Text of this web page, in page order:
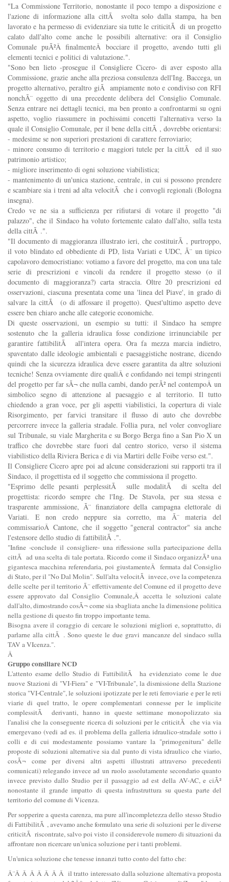
"La Commissione Territorio, nonostante il poco tempo a disposizione e
l'azione di informazione alla cittÃ svolta solo dalla stampa, ha ben
lavorato e ha permesso di evidenziare sia tutte le criticitÃ di un progetto
calato dall'alto come anche le possibili alternative: ora il Consiglio
Comunale puÃ²Â finalmenteÂ bocciare il progetto, avendo tutti gli
elementi tecnici e politici di valutazione.".
"Sono ben lieto -prosegue il Consigliere Cicero- di aver esposto alla
Commissione, grazie anche alla preziosa consulenza dell'Ing. Baccega, un
progetto alternativo, peraltro giÃ ampiamente noto e condiviso con RFI
nonchÃ¨ oggetto di una precedente delibera del Consiglio Comunale.
Senza entrare nei dettagli tecnici, ma ben pronto a confrontarmi su ogni
aspetto, voglio riassumere in pochissimi concetti l'alternativa verso la
quale il Consiglio Comunale, per il bene della cittÃ , dovrebbe orientarsi:
- medesime se non superiori prestazioni di carattere ferroviario;
- minore consumo di territorio e maggiori tutele per la cittÃ ed il suo
patrimonio artistico;
- migliore inserimento di ogni soluzione viabilistica;
- mantenimento di un'unica stazione, centrale, in cui si possono prendere
e scambiare sia i treni ad alta velocitÃ che i convogli regionali (Bologna
insegna).
Credo ve ne sia a sufficienza per rifiutarsi di votare il progetto "di
palazzo", che il Sindaco ha voluto fortemente calato dall'alto, sulla testa
della cittÃ .".
"Il documento di maggioranza illustrato ieri, che costituirÃ , purtroppo,
il voto blindato ed obbediente di PD, lista Variati e UDC, Ã¨ un tipico
capolavoro democristiano: votiamo a favore del progetto, ma con una tale
serie di prescrizioni e vincoli da rendere il progetto stesso (o il
documento di maggioranza?) carta straccia. Oltre 20 prescrizioni ed
osservazioni, ciascuna presentata come una 'linea del Piave', in grado di
salvare la cittÃ (o di affossare il progetto). Quest'ultimo aspetto deve
essere ben chiaro anche alle categorie economiche.
Di queste osservazioni, un esempio su tutti: il Sindaco ha sempre
sostenuto che la galleria idraulica fosse condizione irrinunciabile per
garantire fattibilitÃ all'intera opera. Ora fa mezza marcia indietro,
spaventato dalle ideologie ambientali e paesaggistiche nostrane, dicendo
quindi che la sicurezza idraulica deve essere garantita da altre soluzioni
tecniche! Senza ovviamente dire qualiÂ e confidando nei tempi stringenti
del progetto per far sÃ¬ che nulla cambi, dando perÃ² nel contempoÂ un
simbolico segno di attenzione al paesaggio e al territorio. Il tutto
chiedendo a gran voce, per gli aspetti viabilistici, la copertura di viale
Risorgimento, per farvici transitare il flusso di auto che dovrebbe
percorrere invece la galleria stradale. Follia pura, nel voler convogliare
sul Tribunale, su viale Margherita e su Borgo Berga fino a San Pio X un
traffico che dovrebbe stare fuori dal centro storico, verso il sistema
viabilistico della Riviera Berica e di via Martiri delle Foibe verso est.".
Il Consigliere Cicero apre poi ad alcune considerazioni sui rapporti tra il
Sindaco, il progettista ed il soggetto che commissiona il progetto.
"Esprimo delle pesanti perplessitÃ sulle modalitÃ di scelta del
progettista: ricordo sempre che l'Ing. De Stavola, per sua stessa e
trasparente ammissione, Ã¨ finanziatore della campagna elettorale di
Variati. E non credo neppure sia corretto, ma Ã¨ materia del
commissarioÂ Cantone, che il soggetto "general contractor" sia anche
l'estensore dello studio di fattibilitÃ .".
"Infine -conclude il consigliere- una riflessione sulla partecipazione della
cittÃ ad una scelta di tale portata. Ricordo come il Sindaco organizzÃ² una
gigantesca macchina referendaria, poi giustamenteÂ fermata dal Consiglio
di Stato, per il "No Dal Molin". Sull'alta velocitÃ invece, ove la competenza
delle scelte per il territorio Ã¨ effettivamente del Comune ed il progetto deve
essere approvato dal Consiglio Comunale,Â accetta le soluzioni calate
dall'alto, dimostrando cosÃ¬ come sia sbagliata anche la dimensione politica
nella gestione di questo fin troppo importante tema.
Bisogna avere il coraggio di cercare le soluzioni migliori e, soprattutto, di
parlarne alla cittÃ . Sono queste le due gravi mancanze del sindaco sulla
TAV a VIcenza.".
Â
Gruppo consiliare NCD
L'attento esame dello Studio di FattibilitÃ ha evidenziato come le due
nuove Stazioni di "VI-Fiera" e "VI-Tribunale", la dismissione della Stazione
storica "VI-Centrale", le soluzioni ipotizzate per le reti ferroviarie e per le reti
viarie di quel tratto, le opere complementari connesse per le implicite
complessitÃ derivanti, hanno in queste settimane monopolizzato sia
l'analisi che la conseguente ricerca di soluzioni per le criticitÃ che via via
emergevano (vedi ad es. il problema della galleria idraulico-stradale sotto i
colli e di cui modestamente possiamo vantare la "primogenitura" delle
proposte di soluzioni alternative sia dal punto di vista idraulico che viario,
cosÃ¬ come per diversi altri aspetti illustrati attraverso precedenti
comunicati) relegando invece ad un ruolo assolutamente secondario quanto
invece previsto dallo Studio per il passaggio ad est della AV-AC, e ciÃ²
nonostante il grande impatto di questa infrastruttura su questa parte del
territorio del comune di Vicenza.
Per sopperire a questa carenza, ma pure all'incompletezza dello stesso Studio
di FattibilitÃ , avevamo anche formulato una serie di soluzioni per le diverse
criticitÃ riscontrate, salvo poi visto il considerevole numero di situazioni da
affrontare non ricercare un'unica soluzione per i tanti problemi.
Un'unica soluzione che tenesse innanzi tutto conto del fatto che:
Â¨Â Â Â Â Â Â Â il tratto interessato dalla soluzione alternativa proposta